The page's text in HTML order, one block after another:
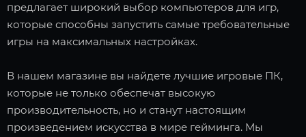
предлагает широкий выбор компьютеров для игр,
которые способны запустить самые требовательные
игры на максимальных настройках.
В нашем магазине вы найдете лучшие игровые ПК,
которые не только обеспечат высокую
производительность, но и станут настоящим
произведением искусства в мире гейминга. Мы